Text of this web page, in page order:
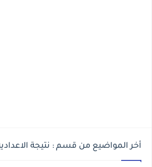
أخر المواضيع من قسم : نتيجة